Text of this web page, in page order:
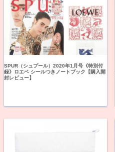
SPUR（シュプール）2020年1月号《特別付
録》ロエベ シールつきノートブック【購入開
封レビュー】